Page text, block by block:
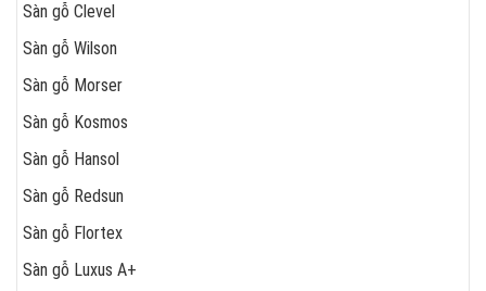
Sàn gỗ Clevel
Sàn gỗ Wilson
Sàn gỗ Morser
Sàn gỗ Kosmos
Sàn gỗ Hansol
Sàn gỗ Redsun
Sàn gỗ Flortex
Sàn gỗ Luxus A+